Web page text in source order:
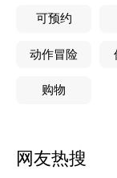
同签署效率
【安全性保障】
如法院不认可
合同双方均通过
可预约
动作冒险
购物
网友热搜